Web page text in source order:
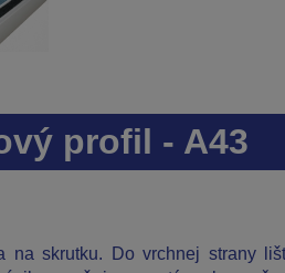
profil - A43
na skrutku. Do vrchnej strany